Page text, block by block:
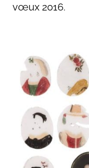
vœux 2016.